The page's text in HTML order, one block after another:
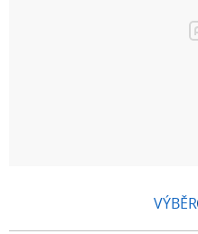
VÝBĚR